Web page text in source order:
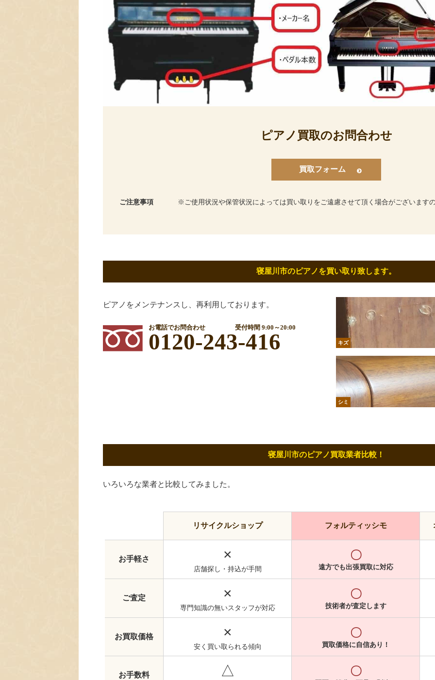
ピアノ買取のお問合わせ
買取フォーム
ご注意事項 ご使用状況や保管状況によっては買い取りをご遠慮させて頂く場合がございます
寝屋川市のピアノを買い取り致します。
ピアノをメンテナンスし、再利用しております。
お電話でお問合わせ 受付時間 9:00～20:00
0120-243-416 キズ
シミ
寝屋川市のピアノ買取業者比較！
いろいろな業者と比較してみました。
リサイクルショップ フォルティッシモ
お手軽さ ×
店舗探し・持込が手間
〇
遠方でも出張買取に対応
ご査定 ×
専門知識の無いスタッフが対応
〇
技術者が査定します
お買取価格 ×
安く買い取られる傾向
〇
買取価格に自信あり！
お手数料 △ 〇